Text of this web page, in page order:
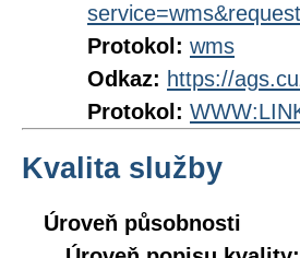
Protokol: wms
Odkaz: https://
Protokol:
Kvalita služby
Úroveň působnosti